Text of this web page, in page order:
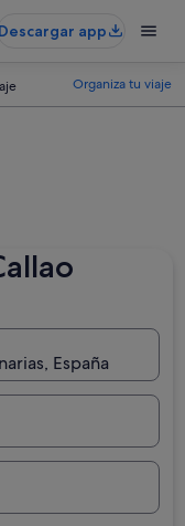
Descargar app
Organiza tu viaje
España